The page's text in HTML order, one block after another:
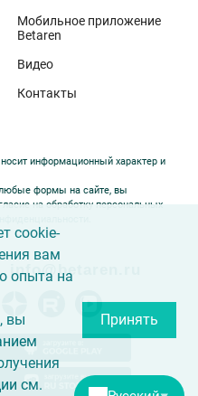
Мобильное приложение
Betaren
Видео
Контакты
информационный характер и
формы на сайте, вы
на обработку персональных
info@betaren.ru
cookie-
вам
опыта на
вы
см.
Принять